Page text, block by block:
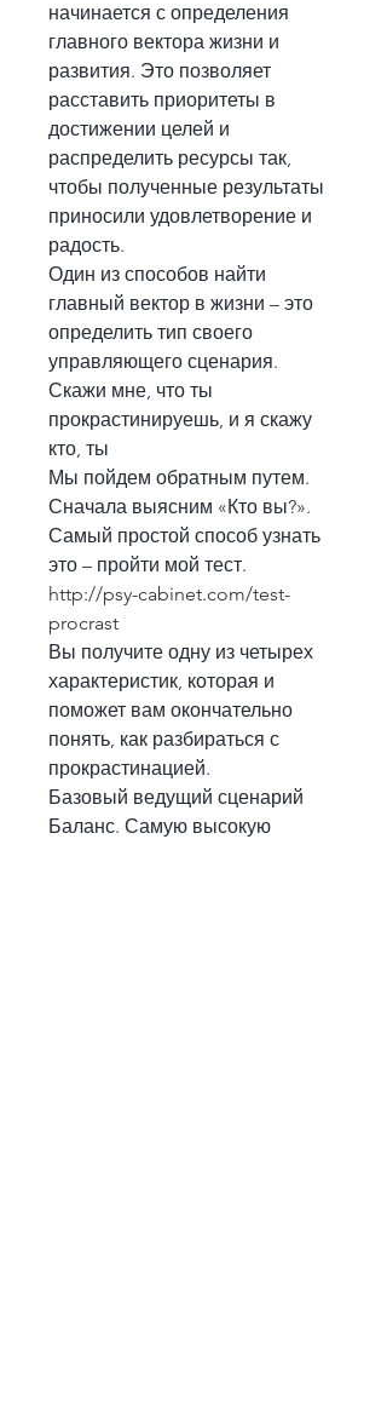
начинается с определения
главного вектора жизни и
развития. Это позволяет
расставить приоритеты в
достижении целей и
распределить ресурсы так,
чтобы полученные результаты
приносили удовлетворение и
радость.
Один из способов найти
главный вектор в жизни – это
определить тип своего
управляющего сценария.
Скажи мне, что ты
прокрастинируешь, и я скажу
кто, ты
Мы пойдем обратным путем.
Сначала выясним «Кто вы?».
Самый простой способ узнать
это – пройти мой тест.
http://psy-cabinet.com/test-
procrast
Вы получите одну из четырех
характеристик, которая и
поможет вам окончательно
понять, как разбираться с
прокрастинацией.
Базовый ведущий сценарий
Баланс. Самую высокую